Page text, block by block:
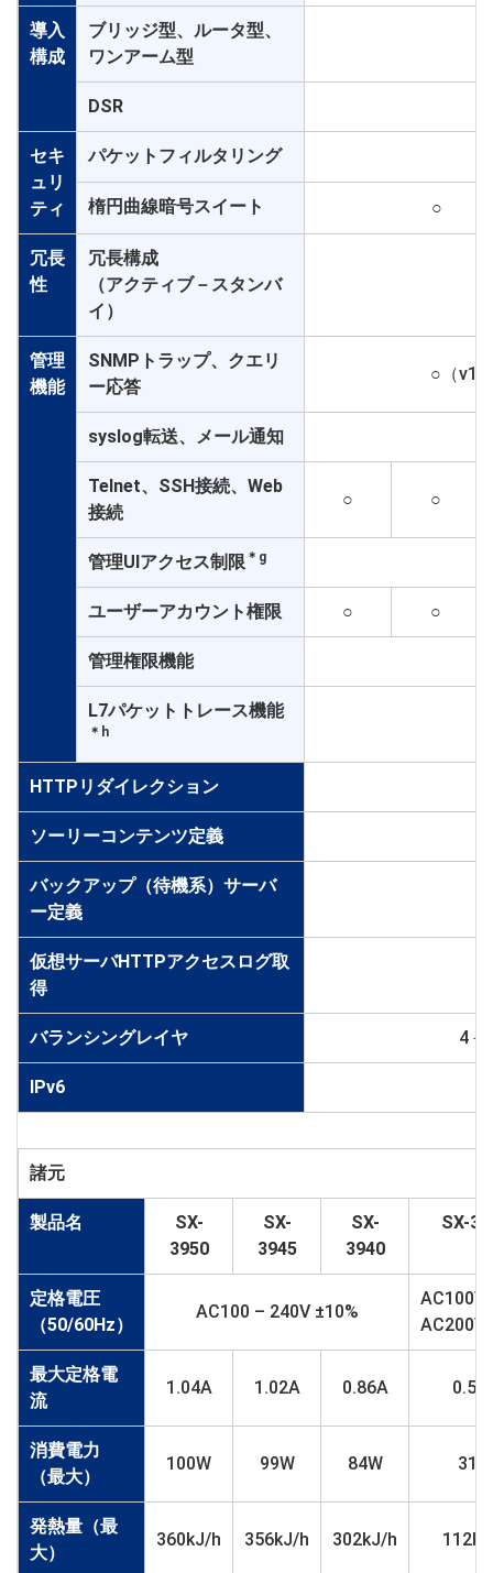
導入
構成
ブリッジ型、ルータ型、
ワンアーム型
DSR
セキ
ュリ
ティ
パケットフィルタリング
楕円曲線暗号スイート ○
冗長
性
冗長構成
（アクティブ－スタンバ
イ）
管理
機能
SNMPトラップ、クエリ
ー応答
○（v1
syslog転送、メール通知
Telnet、SSH接続、Web
接続
○ ○
管理UIアクセス制限 ＊g
ユーザーアカウント権限 ○ ○
管理権限機能
L7パケットトレース機能
＊h
HTTPリダイレクション
ソーリーコンテンツ定義
バックアップ（待機系）サーバ
ー定義
仮想サーバHTTPアクセスログ取
得
バランシングレイヤ 4－
IPv6
諸元
製品名
SX-
3950
SX-
3945
SX-
3940
SX-
定格電圧
（50/60Hz）
AC100 – 240V ±10%
最大定格電
流
1.04A 1.02A 0.86A
消費電力
（最大）
100W 99W 84W 31W
発熱量（最
大）
360kJ/h 356kJ/h 302kJ/h